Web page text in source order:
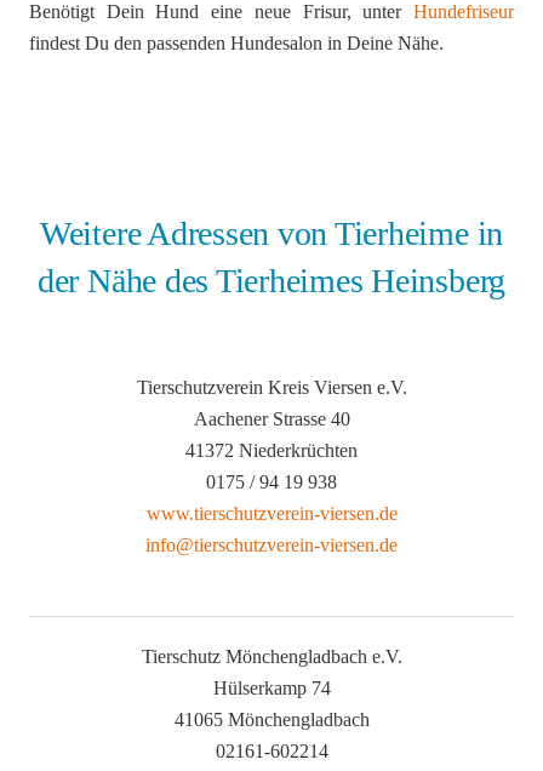
Benötigt Dein Hund eine neue Frisur, unter Hundefriseur
findest Du den passenden Hundesalon in Deine Nähe.
Weitere Adressen von Tierheime in
der Nähe des Tierheimes Heinsberg
Tierschutzverein Kreis Viersen e.V.
Aachener Strasse 40
41372 Niederkrüchten
0175 / 94 19 938
www.tierschutzverein-viersen.de
info@tierschutzverein-viersen.de
Tierschutz Mönchengladbach e.V.
Hülserkamp 74
41065 Mönchengladbach
02161-602214